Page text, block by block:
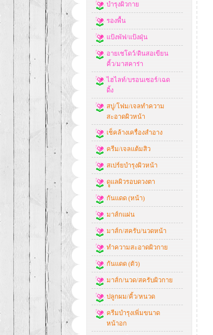
บำรุงผิวกาย
รองพื้น
แป้งพัฟ/แป้งฝุ่น
อายเชโดว์/ดินสอเขียน
คิ้ว/มาสคาร่า
ไฮไลท์/บรอนเซอร์/เฉด
ดิ้ง
สบู่/โฟม/เจลทำความ
สะอาดผิวหน้า
เช็คล้างเครื่องสำอาง
ครีม/เจลแต้มสิว
สเปร์ยบำรุงผิวหน้า
ดููแลผิวรอบดวงตา
กันแดด (หน้า)
มาส์กแผ่น
มาส์ก/สครับ/นวดหน้า
ทำความสะอาดผิวกาย
กันแดด (ตัว)
มาส์ก/นวด/สครับผิวกาย
ปลูกผม/คิ้ว/หนวด
ครีมบำรุงเพิ่มขนาด
หน้าอก